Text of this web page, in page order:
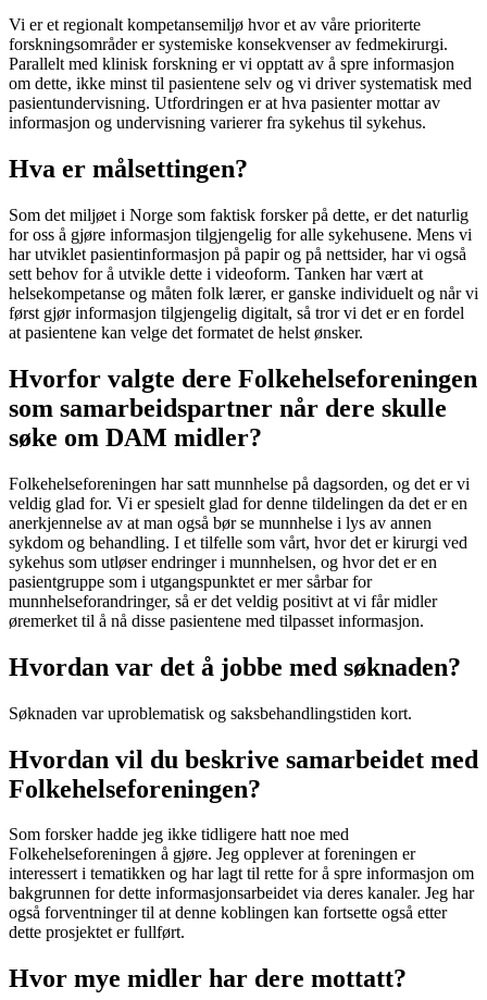
Vi er et regionalt kompetansemiljø hvor et av våre prioriterte
forskningsområder er systemiske konsekvenser av fedmekirurgi.
Parallelt med klinisk forskning er vi opptatt av å spre informasjon
om dette, ikke minst til pasientene selv og vi driver systematisk med
pasientundervisning. Utfordringen er at hva pasienter mottar av
informasjon og undervisning varierer fra sykehus til sykehus.
Hva er målsettingen?
Som det miljøet i Norge som faktisk forsker på dette, er det naturlig
for oss å gjøre informasjon tilgjengelig for alle sykehusene. Mens vi
har utviklet pasientinformasjon på papir og på nettsider, har vi også
sett behov for å utvikle dette i videoform. Tanken har vært at
helsekompetanse og måten folk lærer, er ganske individuelt og når vi
først gjør informasjon tilgjengelig digitalt, så tror vi det er en fordel
at pasientene kan velge det formatet de helst ønsker.
Hvorfor valgte dere Folkehelseforeningen
som samarbeidspartner når dere skulle
søke om DAM midler?
Folkehelseforeningen har satt munnhelse på dagsorden, og det er vi
veldig glad for. Vi er spesielt glad for denne tildelingen da det er en
anerkjennelse av at man også bør se munnhelse i lys av annen
sykdom og behandling. I et tilfelle som vårt, hvor det er kirurgi ved
sykehus som utløser endringer i munnhelsen, og hvor det er en
pasientgruppe som i utgangspunktet er mer sårbar for
munnhelseforandringer, så er det veldig positivt at vi får midler
øremerket til å nå disse pasientene med tilpasset informasjon.
Hvordan var det å jobbe med søknaden?
Søknaden var uproblematisk og saksbehandlingstiden kort.
Hvordan vil du beskrive samarbeidet med
Folkehelseforeningen?
Som forsker hadde jeg ikke tidligere hatt noe med
Folkehelseforeningen å gjøre. Jeg opplever at foreningen er
interessert i tematikken og har lagt til rette for å spre informasjon om
bakgrunnen for dette informasjonsarbeidet via deres kanaler. Jeg har
også forventninger til at denne koblingen kan fortsette også etter
dette prosjektet er fullført.
Hvor mye midler har dere mottatt?